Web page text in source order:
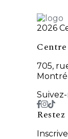
2026
705,